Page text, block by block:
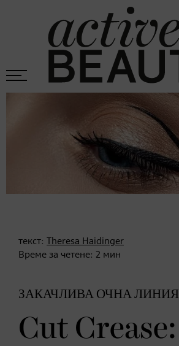
текст:
Theresa Haidinger
Време за четене: 2 мин
ЗАКАЧЛИВА ОЧНА ЛИНИЯ
Cut Crease: